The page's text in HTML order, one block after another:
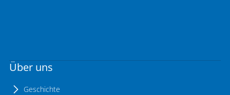
Über uns
Geschichte